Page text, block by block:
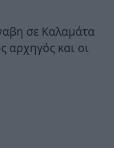
σε Καλαμάτα
αρχηγός και οι